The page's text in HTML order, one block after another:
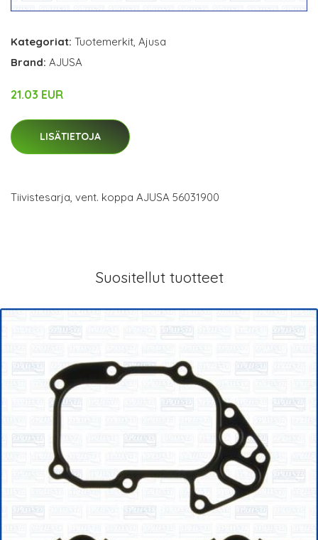
Kategoriat: Tuotemerkit, Ajusa
Brand: AJUSA
21.03 EUR
LISÄTIETOJA
Tiivistesarja, vent. koppa AJUSA 56031900
Suositellut tuotteet